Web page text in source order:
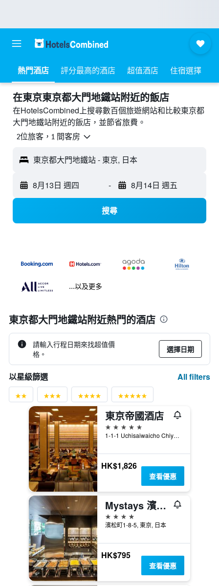
熱門酒店 評分最高的酒店 超值酒店 住宿選擇
​在東京東京都大門地鐵站附近​的飯店
在HotelsCombined上搜尋數百個旅遊網站和比較東京都
大門地鐵站附近的飯店，並節省旅費。
2位旅客，1 間客房
東京都大門地鐵站 - 東京, 日本
8月13日 週四 - 8月14日 週五
搜尋
...以及更多
東京都大門地鐵站附近熱門的酒店
請輸入行程日期來找超值價
格。
選擇日期
以星級篩選 All filters
東京帝國酒店
5星級
1-1-1 Uchisaiwaicho Chiyoda-ku, 東京, 日本
HK$1,826
查看優惠
Mystays 濱松町精品酒店
4星級
濱松町1-8-5, 東京, 日本
HK$795
查看優惠